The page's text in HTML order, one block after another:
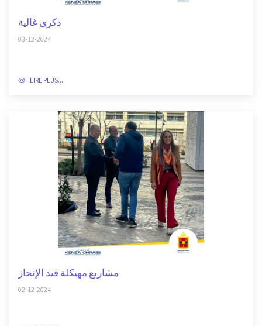
ذكرى غالية
03-12-2024
LIRE PLUS...
مشاريع مهيكلة قيد الإنجاز
02-12-2024